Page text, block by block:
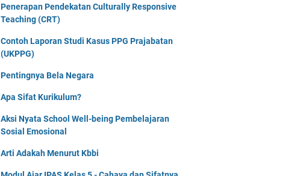
Penerapan Pendekatan Culturally Responsive
Teaching (CRT)
Contoh Laporan Studi Kasus PPG Prajabatan
(UKPPG)
Pentingnya Bela Negara
Apa Sifat Kurikulum?
Aksi Nyata School Well-being Pembelajaran
Sosial Emosional
Arti Adakah Menurut Kbbi